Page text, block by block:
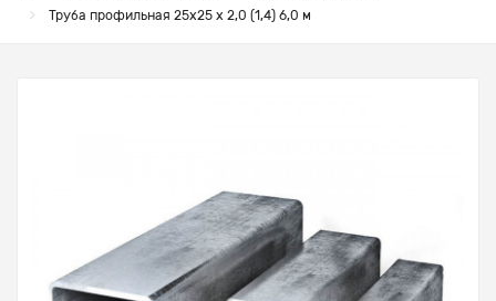
Труба профильная 25х25 х 2,0 (1,4) 6,0 м